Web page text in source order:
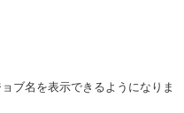
ブ名を表示できるようになりま